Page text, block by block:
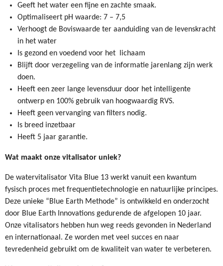
Geeft het water een fijne en zachte smaak.
Optimaliseert pH waarde: 7 – 7,5
Verhoogt de Boviswaarde ter aanduiding van de levenskracht
in het water
Is gezond en voedend voor het lichaam
Blijft door verzegeling van de informatie jarenlang zijn werk
doen.
Heeft een zeer lange levensduur door het intelligente
ontwerp en 100% gebruik van hoogwaardig RVS.
Heeft geen vervanging van filters nodig.
Is breed inzetbaar
Heeft 5 jaar garantie.
Wat maakt onze vitalisator uniek?
De watervitalisator Vita Blue 13 werkt vanuit een kwantum
fysisch proces met frequentietechnologie en natuurlijke principes.
Deze unieke “Blue Earth Methode” is ontwikkeld en onderzocht
door Blue Earth Innovations gedurende de afgelopen 10 jaar.
Onze vitalisators hebben hun weg reeds gevonden in Nederland
en internationaal. Ze worden met veel succes en naar
tevredenheid gebruikt om de kwaliteit van water te verbeteren.